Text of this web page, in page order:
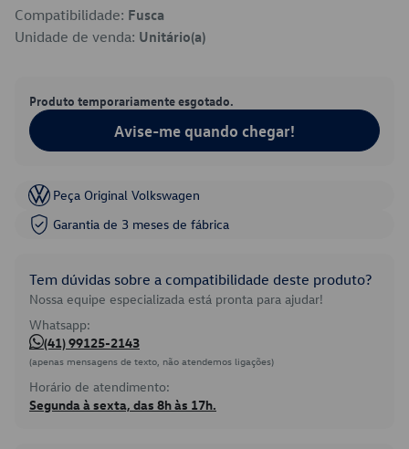
Compatibilidade: Fusca
Unidade de venda: Unitário(a)
Produto temporariamente esgotado.
Avise-me quando chegar!
Peça Original Volkswagen
Garantia de 3 meses de fábrica
Tem dúvidas sobre a compatibilidade deste produto?
Nossa equipe especializada está pronta para ajudar!
Whatsapp:
(41) 99125-2143
(apenas mensagens de texto, não atendemos ligações)
Horário de atendimento:
Segunda à sexta, das 8h às 17h.